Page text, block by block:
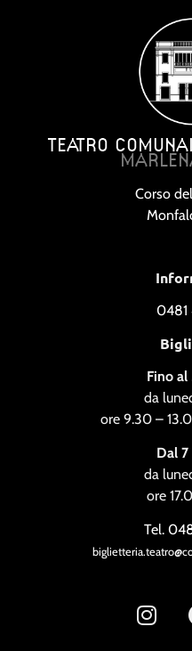
TEATRO
Corso
0481
Fino
da
ore 9.30 –
Dal
da
ore
Tel.